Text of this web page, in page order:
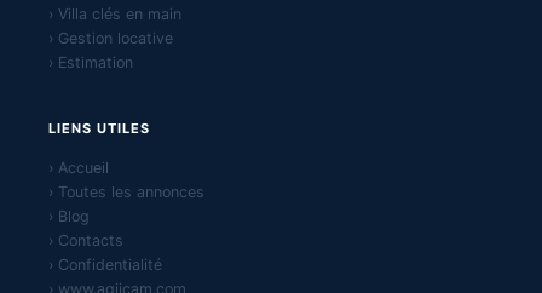
› Villa clés en main
› Gestion locative
› Estimation
LIENS UTILES
› Accueil
› Toutes les annonces
› Blog
› Contacts
› Confidentialité
› www.agiicam.com